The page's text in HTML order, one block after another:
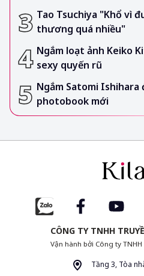
Tao Tsuchiya "Khổ vì
thương quá nhiều"
Ngắm loạt ảnh Keiko
sexy quyến rũ
Ngắm Satomi
photobook mới
CÔNG TY TNHH
Vận hành bởi Công ty
Tầng 3, Tòa